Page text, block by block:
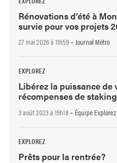
Rénovations d’été à
survie pour vos projets
27 mai 2026 à 11h59- Journal Métro
EXPLOREZ
Libérez la puissance de
récompenses de staking
3 août 2023 à 15h18- Équipe Explorez
EXPLOREZ
Prêts pour la rentrée?